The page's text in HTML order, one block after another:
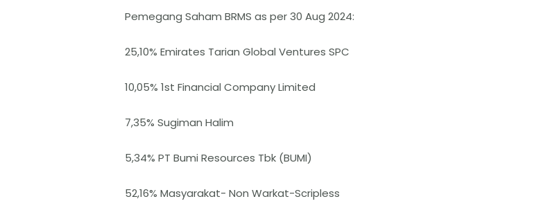
Pemegang Saham BRMS as per 30 Aug 2024:
25,10% Emirates Tarian Global Ventures SPC
10,05% 1st Financial Company Limited
7,35% Sugiman Halim
5,34% PT Bumi Resources Tbk (BUMI)
52,16% Masyarakat- Non Warkat-Scripless